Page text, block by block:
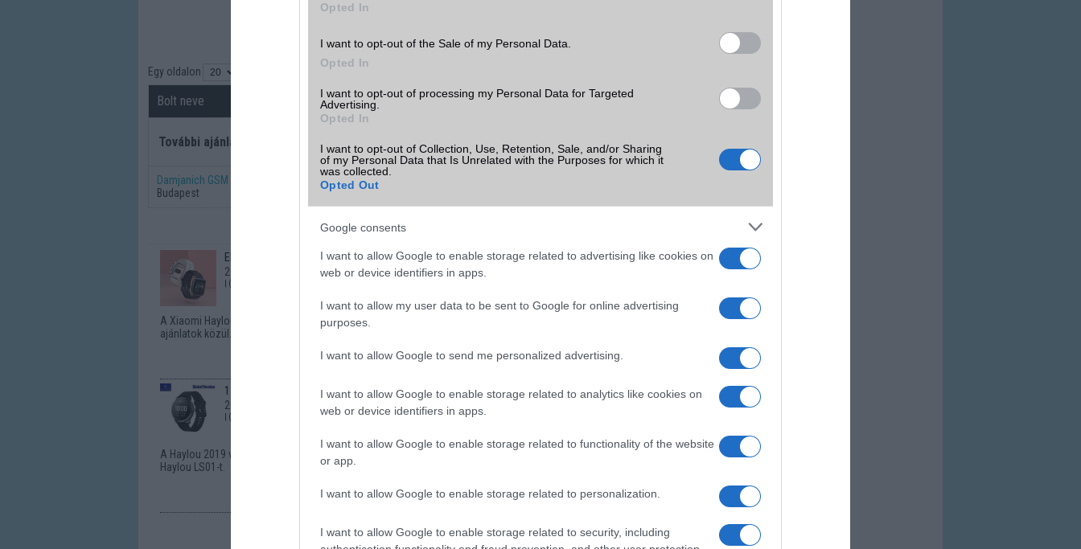
Opted In
I want to opt-out of the Sale of my Personal Data.
Opted In
I want to opt-out of processing my Personal Data for Targeted
Advertising.
Opted In
I want to opt-out of Collection, Use, Retention, Sale, and/or Sharing
of my Personal Data that Is Unrelated with the Purposes for which it
was collected.
Opted Out
Google consents
I want to allow Google to enable storage related to advertising like cookies on
web or device identifiers in apps.
I want to allow my user data to be sent to Google for online advertising
purposes.
I want to allow Google to send me personalized advertising.
I want to allow Google to enable storage related to analytics like cookies on
web or device identifiers in apps.
I want to allow Google to enable storage related to functionality of the website
or app.
I want to allow Google to enable storage related to personalization.
I want to allow Google to enable storage related to security, including
Egy oldalon
Bolt neve Részletek Állapot Szín Bruttó ár
További ajánlatok
Damjanich GSM
Budapest
részletek
Előrendelésben 8 ezer forint az új Xiaomi okosóra
2019.12.31
| (x)
A Xiaomi Haylou LS01 a legújabb az ár-érték arányban kiemelkedő
ajánlatok közül. Ki ne akarna 8 ezerért szuper órát?
Olyan olcsó a Redmi Note 8T, hogy csak kettőt vehetsz
Akciós a kínai gyártó egyik nagy sikerű modellje, eszméletlen jó áron
12 ezer forint a Xiaomi új okosórája
2020.05.16
| (x)
A Haylou 2019 végén elindította útjára első intelligens óráját, a
Haylou LS01-t.
Xiaomi mobilt vennél? Erre megérte várni!
Valóban odatette magát a Gearbest, ami a Black Fridayt illeti.